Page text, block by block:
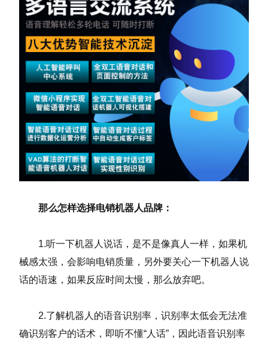
那么怎样选择电销机器人品牌：
1.听一下机器人说话，是不是像真人一样，如果机
械感太强，会影响电销质量，另外要关心一下机器人说
话的语速，如果反应时间太慢，那么放弃吧。
2.了解机器人的语音识别率，识别率太低会无法准
确识别客户的话术，即听不懂“人话”，因此语音识别率